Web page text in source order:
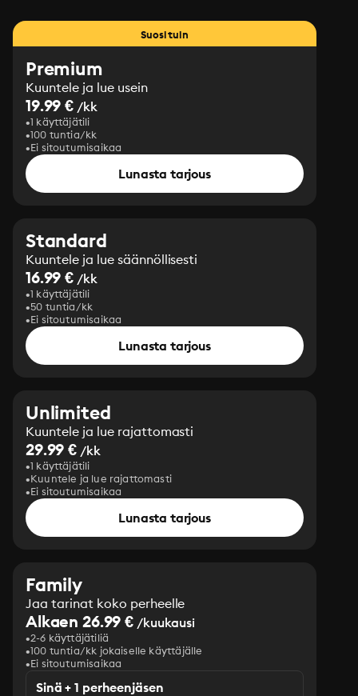
Suosituin
Premium
Kuuntele ja lue usein
19.99 € /kk
1 käyttäjätili
100 tuntia/kk
Ei sitoutumisaikaa
Lunasta tarjous
Standard
Kuuntele ja lue säännöllisesti
16.99 € /kk
1 käyttäjätili
50 tuntia/kk
Ei sitoutumisaikaa
Lunasta tarjous
Unlimited
Kuuntele ja lue rajattomasti
29.99 € /kk
1 käyttäjätili
Kuuntele ja lue rajattomasti
Ei sitoutumisaikaa
Lunasta tarjous
Family
Jaa tarinat koko perheelle
Alkaen 26.99 € /kuukausi
2-6 käyttäjätiliä
100 tuntia/kk jokaiselle käyttäjälle
Ei sitoutumisaikaa
Sinä + 1 perheenjäsen